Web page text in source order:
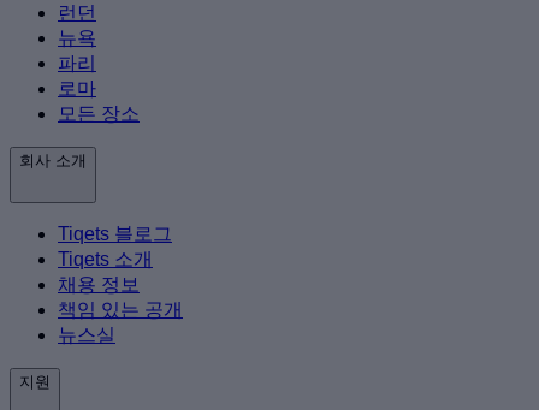
런던
뉴욕
파리
로마
모든 장소
회사 소개
Tiqets 블로그
Tiqets 소개
채용 정보
책임 있는 공개
뉴스실
지원